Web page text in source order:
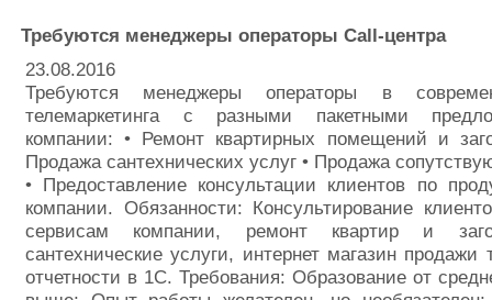
Требуются менеджеры операторы Call-центра
23.08.2016
Требуются менеджеры операторы в
телемаркетинга с разными пакетными
компании: • Ремонт квартирных помещений и
Продажа сантехнических услуг • Продажа
• Предоставление консультации клиентов по
компании. Обязанности: Консультирование
сервисам компании, ремонт квартир и
сантехнические услуги, интернет магазин продажи
отчетности в 1С. Требования: Образование от